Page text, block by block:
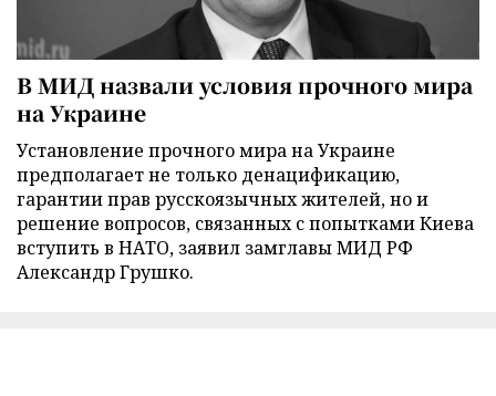
В МИД назвали условия прочного мира
на Украине
Установление прочного мира на Украине
предполагает не только денацификацию,
гарантии прав русскоязычных жителей, но и
решение вопросов, связанных с попытками Киева
вступить в НАТО, заявил замглавы МИД РФ
Александр Грушко.